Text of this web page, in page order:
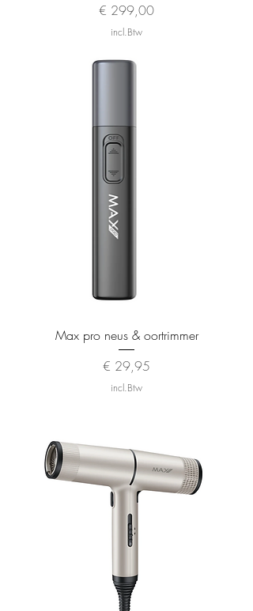
Prijs
€ 299,00
incl.Btw
Max pro neus & oortrimmer
Prijs
€ 29,95
incl.Btw